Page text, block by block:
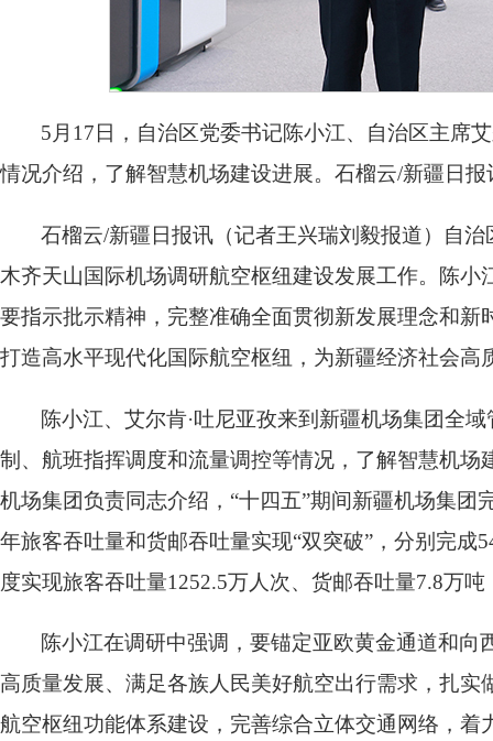
5月17日，自治区党委书记陈小江、自治区主席
情况介绍，了解智慧机场建设进展。石榴云/新疆日
石榴云/新疆日报讯（记者王兴瑞刘毅报道）自
木齐天山国际机场调研航空枢纽建设发展工作。陈
要指示批示精神，完整准确全面贯彻新发展理念和
打造高水平现代化国际航空枢纽，为新疆经济社会高
陈小江、艾尔肯·吐尼亚孜来到新疆机场集团全
制、航班指挥调度和流量调控等情况，了解智慧机
机场集团负责同志介绍，“十四五”期间新疆机场集团
年旅客吞吐量和货邮吞吐量实现“双突破”，分别完成
度实现旅客吞吐量1252.5万人次、货邮吞吐量7.8万
陈小江在调研中强调，要锚定亚欧黄金通道和
高质量发展、满足各族人民美好航空出行需求，扎
航空枢纽功能体系建设，完善综合立体交通网络，着